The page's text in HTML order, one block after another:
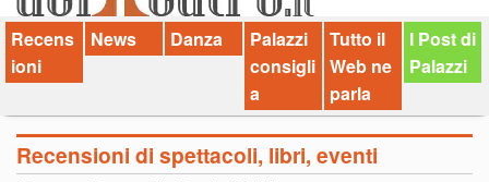
Video
Chi siamo
Contatti
Recens
ioni
News Danza
Palazzi
consigli
a
Tutto il
Web ne
parla
I Post di
Palazzi
Recensioni di spettacoli, libri, eventi